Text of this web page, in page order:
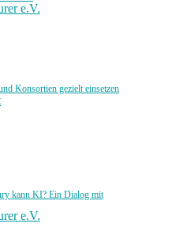
e.V.
Konsortien gezielt einsetzen
kann KI? Ein Dialog mit
e.V.